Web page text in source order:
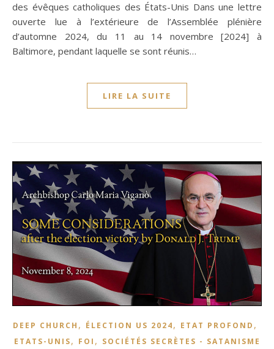
des évêques catholiques des États-Unis Dans une lettre
ouverte lue à l’extérieure de l’Assemblée plénière
d’automne 2024, du 11 au 14 novembre [2024] à
Baltimore, pendant laquelle se sont réunis…
LIRE LA SUITE
DEEP CHURCH , ÉLECTION US 2024, ETAT PROFOND ,
ETATS-UNIS, FOI , SOCIÉTÉS SECRÈTES - SATANISME